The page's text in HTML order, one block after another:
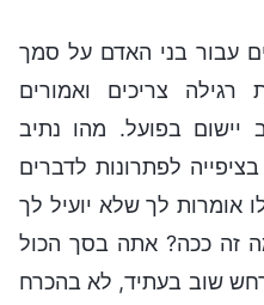
עבור בני האדם על סמך
צריכים ואמורים
יישום בפועל. מהו נתיב
לפתרונות לדברים
אומרות לך שלא יועיל לך
זה ככה? אתה בסך הכול
שוב בעתיד, לא בהכרח